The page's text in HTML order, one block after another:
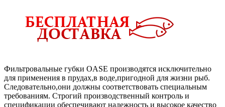
Фильтровальные губки OASE производятся исключительно
для применения в прудах,в воде,пригодной для жизни рыб.
Следовательно,они должны соответствовать специальным
требованиям. Строгий производственный контроль и
спецификации обеспечивают надежность и высокое качество